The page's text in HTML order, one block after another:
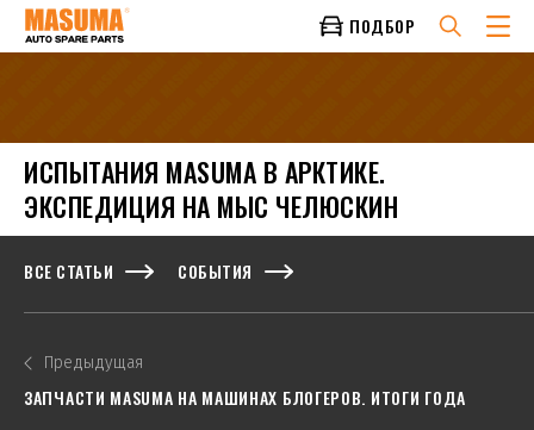
ПОДБОР
ИСПЫТАНИЯ MASUMA В АРКТИКЕ.
ЭКСПЕДИЦИЯ НА МЫС ЧЕЛЮСКИН
ВСЕ СТАТЬИ СОБЫТИЯ
Предыдущая
ЗАПЧАСТИ MASUMA НА МАШИНАХ БЛОГЕРОВ. ИТОГИ ГОДА